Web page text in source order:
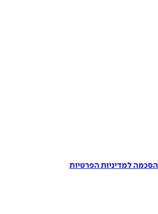
הסכמה למדיניות הפרטיות